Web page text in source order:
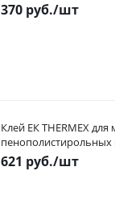
370 руб./шт
Клей ЕК THERMEX
пенополистирольных
621 руб./шт